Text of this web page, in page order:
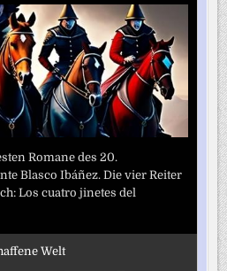
Romane des 20.
Blasco Ibáñez. Die vier Reiter
Los cuatro jinetes del
Welt